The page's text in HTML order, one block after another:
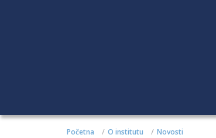
Početna O institutu Novosti